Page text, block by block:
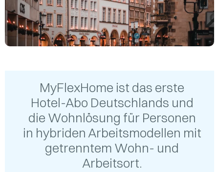
MyFlexHome ist das erste
Hotel-Abo Deutschlands und
die Wohnlösung für Personen
in hybriden Arbeitsmodellen mit
getrenntem Wohn- und
Arbeitsort.